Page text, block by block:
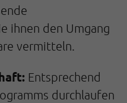
ihnen den Umgang
vermitteln.
Entsprechend
durchlaufen